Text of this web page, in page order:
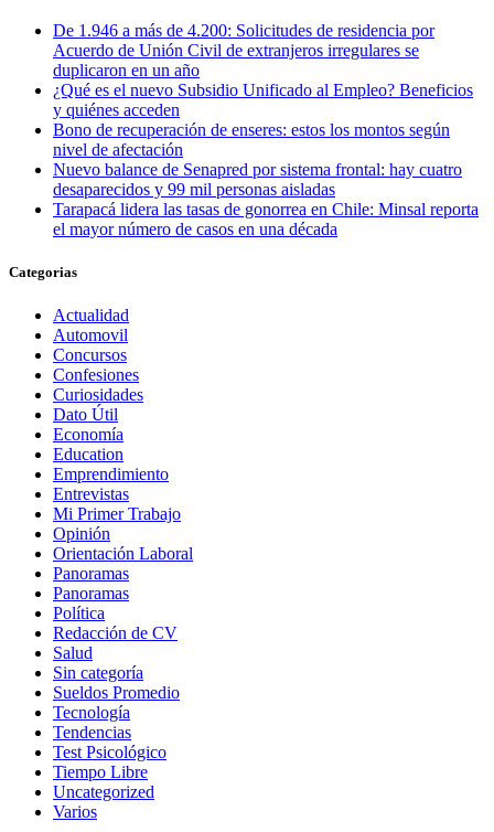
De 1.946 a más de 4.200: Solicitudes de residencia por
Acuerdo de Unión Civil de extranjeros irregulares se
duplicaron en un año
¿Qué es el nuevo Subsidio Unificado al Empleo? Beneficios
y quiénes acceden
Bono de recuperación de enseres: estos los montos según
nivel de afectación
Nuevo balance de Senapred por sistema frontal: hay cuatro
desaparecidos y 99 mil personas aisladas
Tarapacá lidera las tasas de gonorrea en Chile: Minsal reporta
el mayor número de casos en una década
Categorias
Actualidad
Automovil
Concursos
Confesiones
Curiosidades
Dato Útil
Economía
Education
Emprendimiento
Entrevistas
Mi Primer Trabajo
Opinión
Orientación Laboral
Panoramas
Panoramas
Política
Redacción de CV
Salud
Sin categoría
Sueldos Promedio
Tecnología
Tendencias
Test Psicológico
Tiempo Libre
Uncategorized
Varios